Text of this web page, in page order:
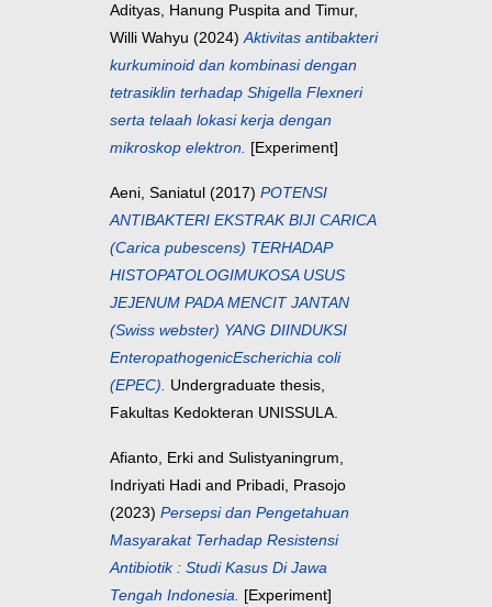
Adityas, Hanung Puspita and Timur,
Willi Wahyu (2024)Aktivitas antibakteri
kurkuminoid dan kombinasi dengan
tetrasiklin terhadap Shigella Flexneri
serta telaah lokasi kerja dengan
mikroskop elektron. [Experiment]
Aeni, Saniatul (2017) POTENSI
ANTIBAKTERI EKSTRAK BIJI CARICA
(Carica pubescens) TERHADAP
HISTOPATOLOGIMUKOSA USUS
JEJENUM PADA MENCIT JANTAN
(Swiss webster) YANG DIINDUKSI
EnteropathogenicEscherichia coli
(EPEC). Undergraduate thesis,
Fakultas Kedokteran UNISSULA.
Afianto, Erki and Sulistyaningrum,
Indriyati Hadi and Pribadi, Prasojo
(2023) Persepsi dan Pengetahuan
Masyarakat Terhadap Resistensi
Antibiotik : Studi Kasus Di Jawa
Tengah Indonesia. [Experiment]